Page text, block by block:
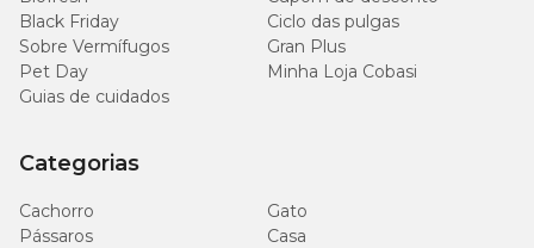
Black Friday
Ciclo das pulgas
Sobre Vermífugos
Gran Plus
Pet Day
Minha Loja Cobasi
Guias de cuidados
Categorias
Cachorro
Gato
Pássaros
Casa